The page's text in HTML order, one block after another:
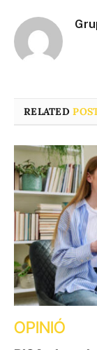
RELATED
OPINIÓ